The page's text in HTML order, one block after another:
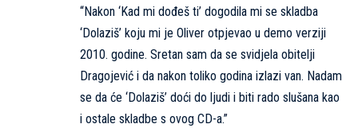
“Nakon ‘Kad mi dođeš ti’ dogodila mi se skladba
‘Dolaziš’ koju mi je Oliver otpjevao u demo verziji
2010. godine. Sretan sam da se svidjela obitelji
Dragojević i da nakon toliko godina izlazi van. Nadam
se da će ‘Dolaziš’ doći do ljudi i biti rado slušana kao
i ostale skladbe s ovog CD-a.”